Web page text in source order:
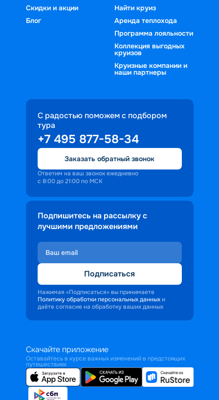
Скидки и акции
Блог
Найти круиз
Аренда теплохода
Программа лояльности
Коллекция выгодных
круизов
Круизные компании и
наши партнеры
С радостью поможем с подбором
тура
+7 495 877-58-34
Заказать обратный звонок
Ответим на ваш звонок ежедневно
с 8:00 до 21:00 по МСК
Подпишитесь на рассылку с
лучшими предложениями
Подписаться
Нажимая «Подписаться» вы принимаете
Политику обработки персональных данных и
даёте согласие на обработку ваших данных
Скачайте приложение
Оставайтесь в курсе важных изменений в предстоящих
путешествиях